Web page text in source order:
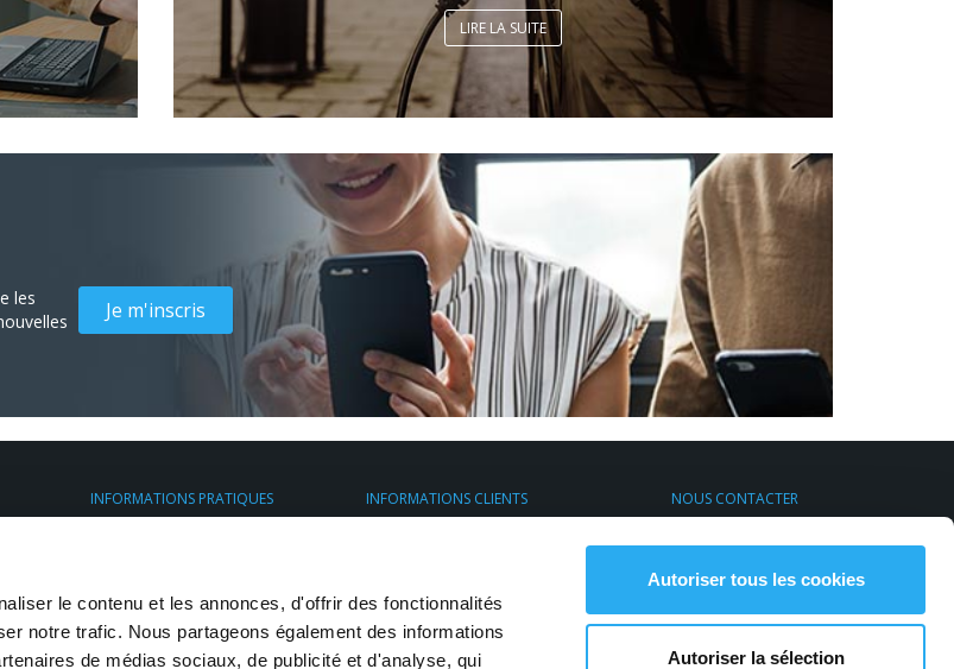
le contenu et les annonces, d'offrir des fonctionnalités
notre trafic. Nous partageons également des informations
de médias sociaux, de publicité et d'analyse, qui
Autoriser tous les cookies
Autoriser la sélection
LIRE LA SUITE
les
Je m'inscris
INFORMATIONS PRATIQUES
INFORMATIONS CLIENTS
NOUS CONTACTER
S'inscrire à la newsletter
Contactez-nous